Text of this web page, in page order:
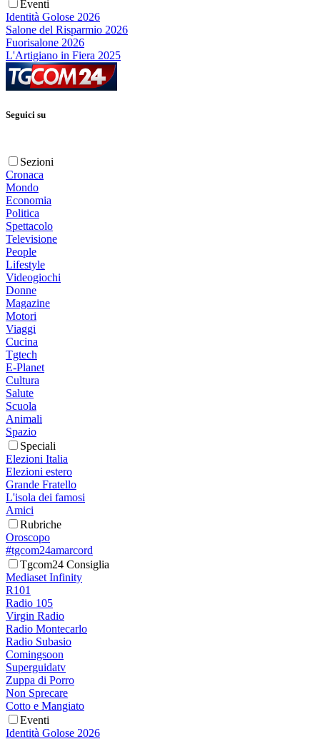
Eventi
Identità Golose 2026
Salone del Risparmio 2026
Fuorisalone 2026
L'Artigiano in Fiera 2025
Seguici su
Sezioni
Cronaca
Mondo
Economia
Politica
Spettacolo
Televisione
People
Lifestyle
Videogiochi
Donne
Magazine
Motori
Viaggi
Cucina
Tgtech
E-Planet
Cultura
Salute
Scuola
Animali
Spazio
Speciali
Elezioni Italia
Elezioni estero
Grande Fratello
L'isola dei famosi
Amici
Rubriche
Oroscopo
#tgcom24amarcord
Tgcom24 Consiglia
Mediaset Infinity
R101
Radio 105
Virgin Radio
Radio Montecarlo
Radio Subasio
Comingsoon
Superguidatv
Zuppa di Porro
Non Sprecare
Cotto e Mangiato
Eventi
Identità Golose 2026